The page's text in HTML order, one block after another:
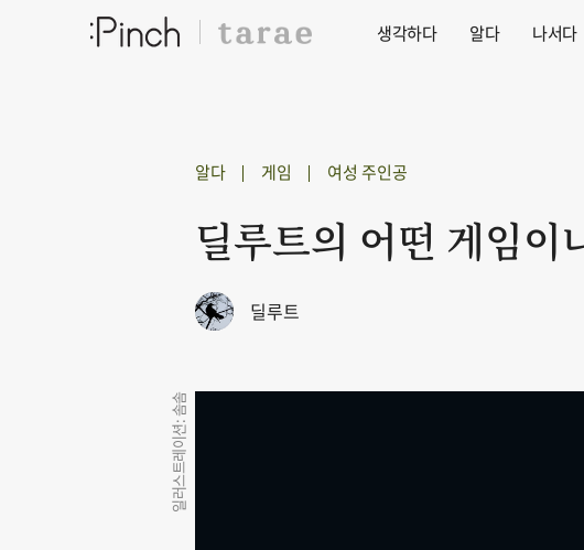
생각하다 알다 나서다
알다 게임 여성 주인공
딜루트의 어떤 게임
딜루트
일러스트레이션: 솜솜